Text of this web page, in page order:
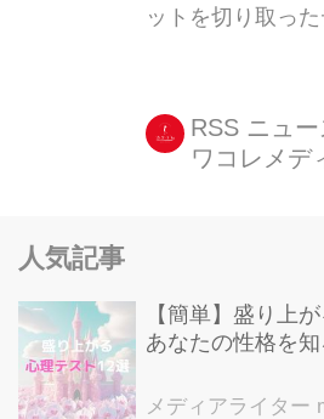
ットを切り取っ
RSS ニュ
ワコレメデ
人気記事
【簡単】盛り上
あなたの性格を知
メディアライター